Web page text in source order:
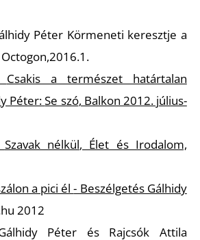
Péter Körmeneti keresztje a
Csakis a természet határtalan
Péter:Se szó, Balkon 2012. július-
Szavak nélkül, Élet és Irodalom,
a pici él- Beszélgetés Gálhidy
2012
Péter és Rajcsók Attila